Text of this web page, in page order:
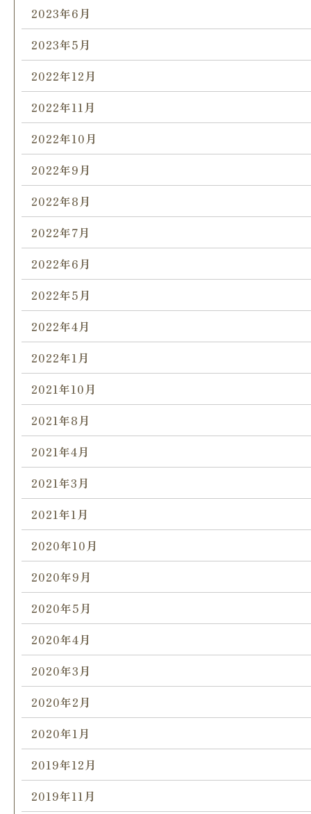
2023年6月
2023年5月
2022年12月
2022年11月
2022年10月
2022年9月
2022年8月
2022年7月
2022年6月
2022年5月
2022年4月
2022年1月
2021年10月
2021年8月
2021年4月
2021年3月
2021年1月
2020年10月
2020年9月
2020年5月
2020年4月
2020年3月
2020年2月
2020年1月
2019年12月
2019年11月